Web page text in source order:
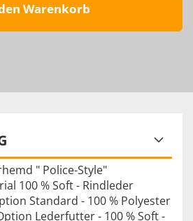
Warenkorb
" Police-Style"
100 % Soft - Rindleder
Standard - 100 % Polyester
Lederfutter - 100 % Soft -